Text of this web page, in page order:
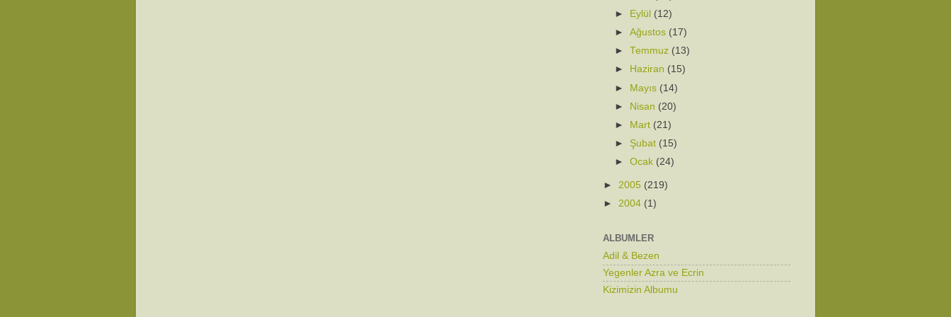
►
Eylül (12)
►Ağustos (17)
►Temmuz (13)
►
Haziran (15)
► Mayıs (14)
► Nisan (20)
►
Mart (21)
► Şubat (15)
►Ocak (24)
► 2005 (219)
► 2004 (1)
ALBUMLER
Adil & Bezen
Yegenler Azra ve Ecrin
Kizimizin Albumu